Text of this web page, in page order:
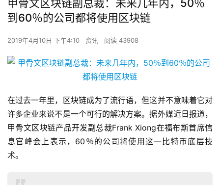
甲骨文区块链副总裁：未来几年内，50％
到60％的公司都将使用区块链
2019年4月10日 下午4:10 资讯 阅读 43908
在过去一年里，区块链成为了流行语，但这并不意味着它对
许多企业来说不是一个可行的解决方案。据外媒近日报道，
甲骨文区块链产品开发副总裁Frank Xiong在福布斯首席信
息官峰会上表示，60％的公司将使用这一比特币底层技
术。